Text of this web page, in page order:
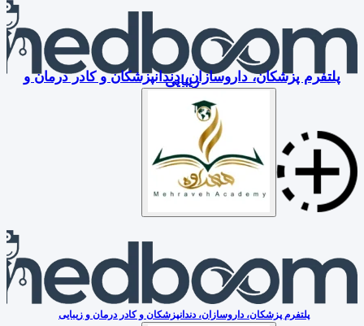
پلتفرم پزشکان، داروسازان، دندانپزشکان و کادر درمان و
زیبایی
پلتفرم پزشکان، داروسازان، دندانپزشکان و کادر درمان و زیبایی